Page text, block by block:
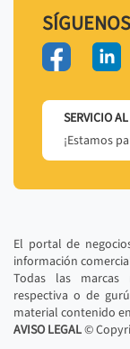
SÍGUENOS
SERVICIO
¡Estamos
El portal de
información
Todas las marcas
respectiva o de
material contenido
AVISO LEGAL©